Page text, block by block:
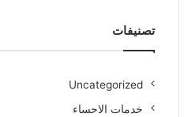
تصنيفات
Uncategorized
خدمات الاحساء